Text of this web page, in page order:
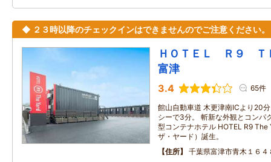
◆ ２３時以降のチェックインはできませんのでご注意ください。
ＨＯＴＥＬ Ｒ９
富津
3.4 65件
館山自動車道 木更津南ICより20
シーで3分。 斬新な外観とコンパ
型コンテナホテル HOTEL R9
ザ・ヤード）誕生。
住所
千葉県富津市青木１６４